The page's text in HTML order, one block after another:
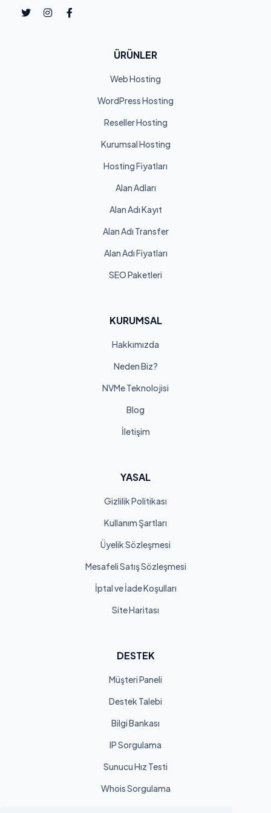
ÜRÜNLER
Web Hosting
WordPress Hosting
Reseller Hosting
Kurumsal Hosting
Hosting Fiyatları
Alan Adları
Alan Adı Kayıt
Alan Adı Transfer
Alan Adı Fiyatları
SEO Paketleri
KURUMSAL
Hakkımızda
Neden Biz?
NVMe Teknolojisi
Blog
İletişim
YASAL
Gizlilik Politikası
Kullanım Şartları
Üyelik Sözleşmesi
Mesafeli Satış Sözleşmesi
İptal ve İade Koşulları
Site Haritası
DESTEK
Müşteri Paneli
Destek Talebi
Bilgi Bankası
IP Sorgulama
Sunucu Hız Testi
Whois Sorgulama